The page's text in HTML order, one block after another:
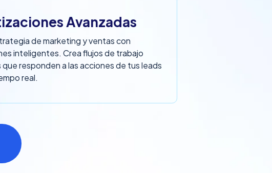
Avanzadas
de marketing y ventas con
inteligentes. Crea flujos de trabajo
responden a las acciones de tus leads
real.